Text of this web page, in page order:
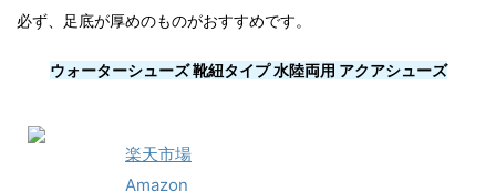
必ず、足底が厚めのものがおすすめです。
ウォーターシューズ 靴紐タイプ 水陸両用 アクアシューズ
楽天市場
Amazon